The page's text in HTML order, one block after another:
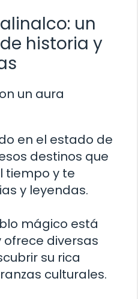
un
historia y
un aura
en el estado de
destinos que
tiempo y te
y leyendas.
mágico está
diversas
su rica
culturales.